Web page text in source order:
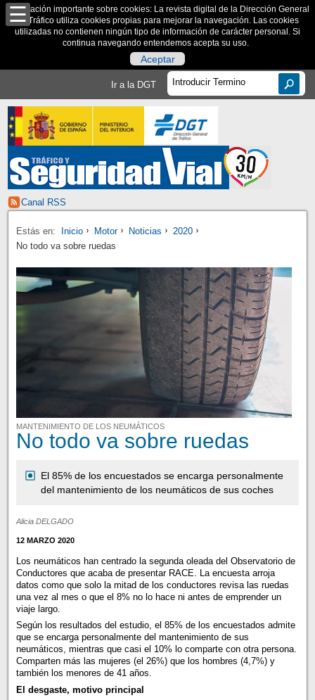
Información importante sobre cookies: La revista digital de la Dirección General
de Tráfico utiliza cookies propias para mejorar la navegación. Las cookies
utilizadas no contienen ningún tipo de información de carácter personal. Si
continua navegando entendemos acepta su uso.
Aceptar
Ir a la DGT
Canal RSS
Estás en: Inicio Motor Noticias
2020
No todo va sobre ruedas
MANTENIMIENTO DE LOS NEUMÁTICOS
No todo va sobre ruedas
El 85% de los encuestados se encarga personalmente
del mantenimiento de los neumáticos de sus coches
Alicia DELGADO
12 MARZO 2020
Los neumáticos han centrado la segunda oleada del Observatorio de
Conductores que acaba de presentar RACE. La encuesta arroja
datos como que solo la mitad de los conductores revisa las ruedas
una vez al mes o que el 8% no lo hace ni antes de emprender un
viaje largo.
Según los resultados del estudio, el 85% de los encuestados admite
que se encarga personalmente del mantenimiento de sus
neumáticos, mientras que casi el 10% lo comparte con otra persona.
Comparten más las mujeres (el 26%) que los hombres (4,7%) y
también los menores de 41 años.
El desgaste, motivo principal